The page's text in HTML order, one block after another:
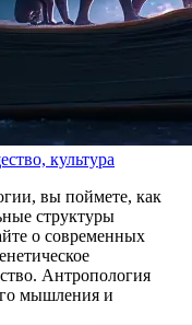
культура
вы поймете, как
структуры
о современных
Антропология
мышления и